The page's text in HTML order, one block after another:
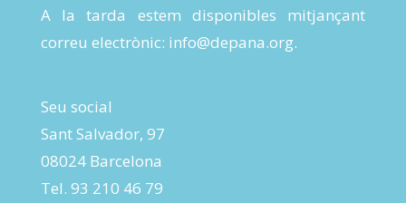
A la tarda estem disponibles mitjançant
correu electrònic: info@depana.org.
Seu social
Sant Salvador, 97
08024 Barcelona
Tel. 93 210 46 79